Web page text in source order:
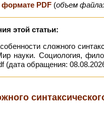
формате PDF (объем
этой статьи:
сложного
науки. Социология,
(дата обращения: